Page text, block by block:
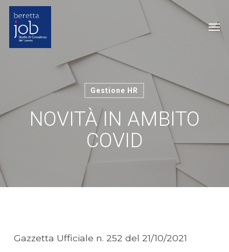
Skip
main
content
Gestione HR
NOVITÀ IN AMBITO
COVID
Gazzetta Ufficiale n. 252 del 21/10/2021